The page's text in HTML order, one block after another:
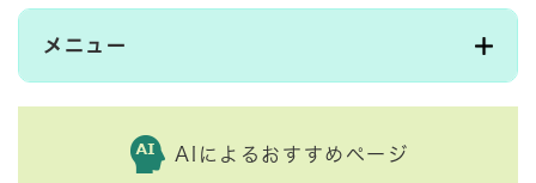
メニュー
AIによるおすすめページ